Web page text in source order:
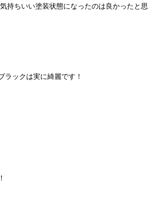
持ちいい塗装状態になったのは良かったと思
ラックは実に綺麗です！